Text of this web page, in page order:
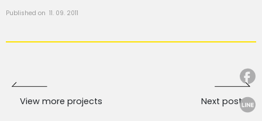
Published on 11. 09. 2011
View more projects Next post